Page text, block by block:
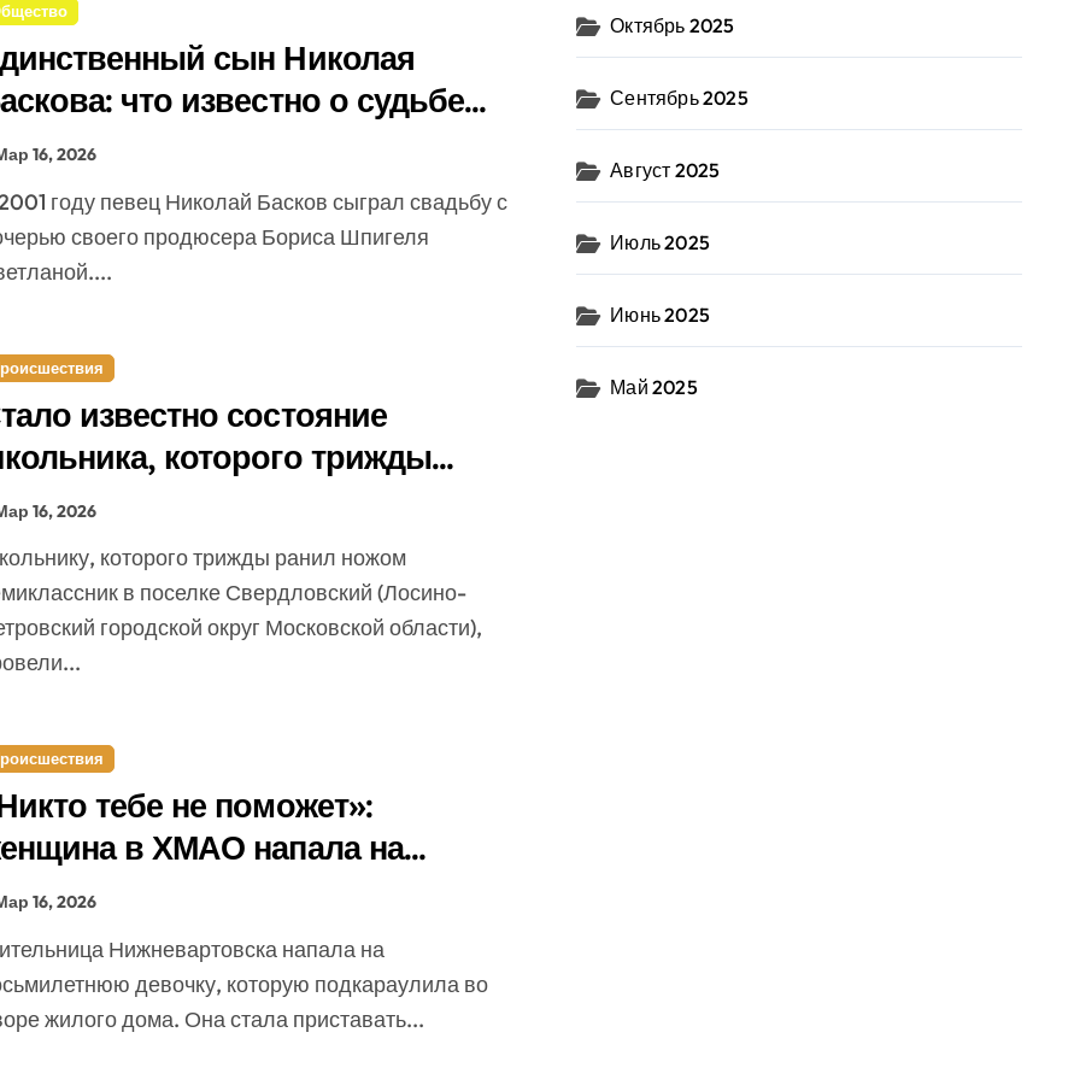
сын Николая
что известно о судьбе
Шпигеля
16, 2026
своего продюсера Бориса Шпигеля
известно состояние
которого трижды
ножом в Подмосковье
16, 2026
в поселке Свердловский (Лосино-
городской округ Московской области),
тебе не поможет»:
в ХМАО напала на
и попыталась ее утащить
16, 2026
девочку, которую подкараулила во
жилого дома. Она стала приставать...
Октябрь 2025
Сентябрь 2025
Август 2025
Июль 2025
Июнь 2025
Май 2025